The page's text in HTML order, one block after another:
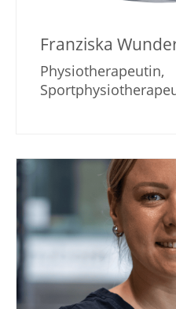
Franziska
Physiotherapeutin,